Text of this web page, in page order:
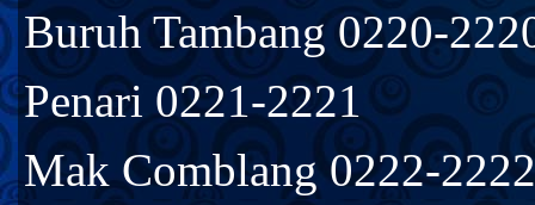
Buruh Tambang 0220-
Penari 0221-2221
Mak Comblang 0222-2222